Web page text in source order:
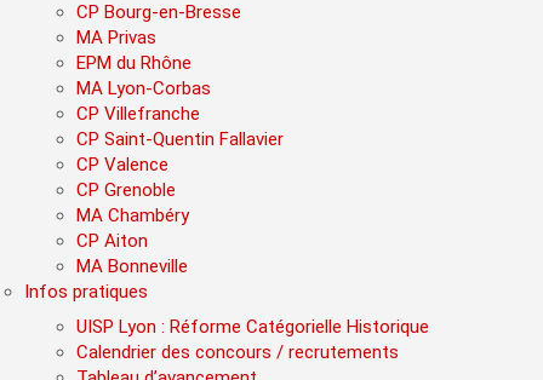
CP Bourg-en-Bresse
MA Privas
EPM du Rhône
MA Lyon-Corbas
CP Villefranche
CP Saint-Quentin Fallavier
CP Valence
CP Grenoble
MA Chambéry
CP Aiton
MA Bonneville
Infos pratiques
UISP Lyon : Réforme Catégorielle Historique
Calendrier des concours / recrutements